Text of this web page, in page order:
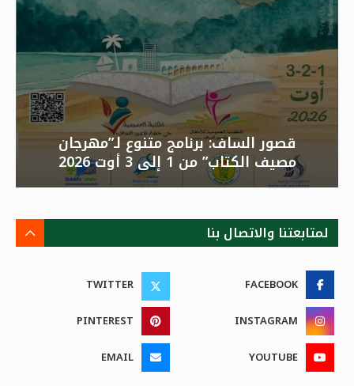
قصور الساف: برنامج متنوع لـ”مهرجان
مصيف الكتاب” من 1 إلى 3 أوت 2026
لمتابعتنا والاتصال بنا
FACEBOOK
TWITTER
INSTAGRAM
PINTEREST
YOUTUBE
EMAIL